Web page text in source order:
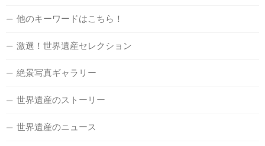
他のキーワードはこちら！
激選！世界遺産セレクション
絶景写真ギャラリー
世界遺産のストーリー
世界遺産のニュース